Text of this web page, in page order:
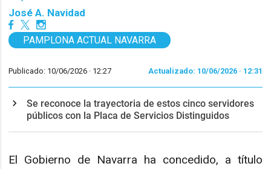
José A. Navidad
PAMPLONA ACTUAL NAVARRA
Publicado: 10/06/2026 · 12:27 Actualizado: 10/06/2026 · 12:31
Se reconoce la trayectoria de estos cinco servidores
públicos con la Placa de Servicios Distinguidos
El Gobierno de Navarra ha concedido, a título